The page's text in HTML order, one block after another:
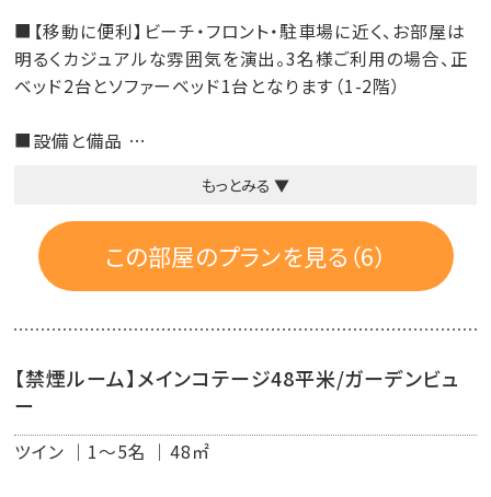
■【移動に便利】ビーチ・フロント・駐車場に近く、お部屋は
明るくカジュアルな雰囲気を演出。3名様ご利用の場合、正
ベッド2台とソファーベッド1台となります（1-2階）
■設備と備品
ラルウォーター／コーヒーマシン／日本茶セット／ソムリエ
ナイフ／室内用スリッパ／ウォシュレット／客室内金庫／ハ
ンガー／湯沸しポット
ワッフルガウン／バスタオル／フェイスタオル／ウォッシュ
ープ／フェイス＆ハンドソープ／歯ブラシセット／綿棒コッ
トン／ヒゲ剃り／クシ／ドライヤー
もっとみる ▼
この部屋のプランを見る（6）
【禁煙ルーム】メインコテージ48平米/ガーデンビュ
ー
ツイン 1～5名 48㎡